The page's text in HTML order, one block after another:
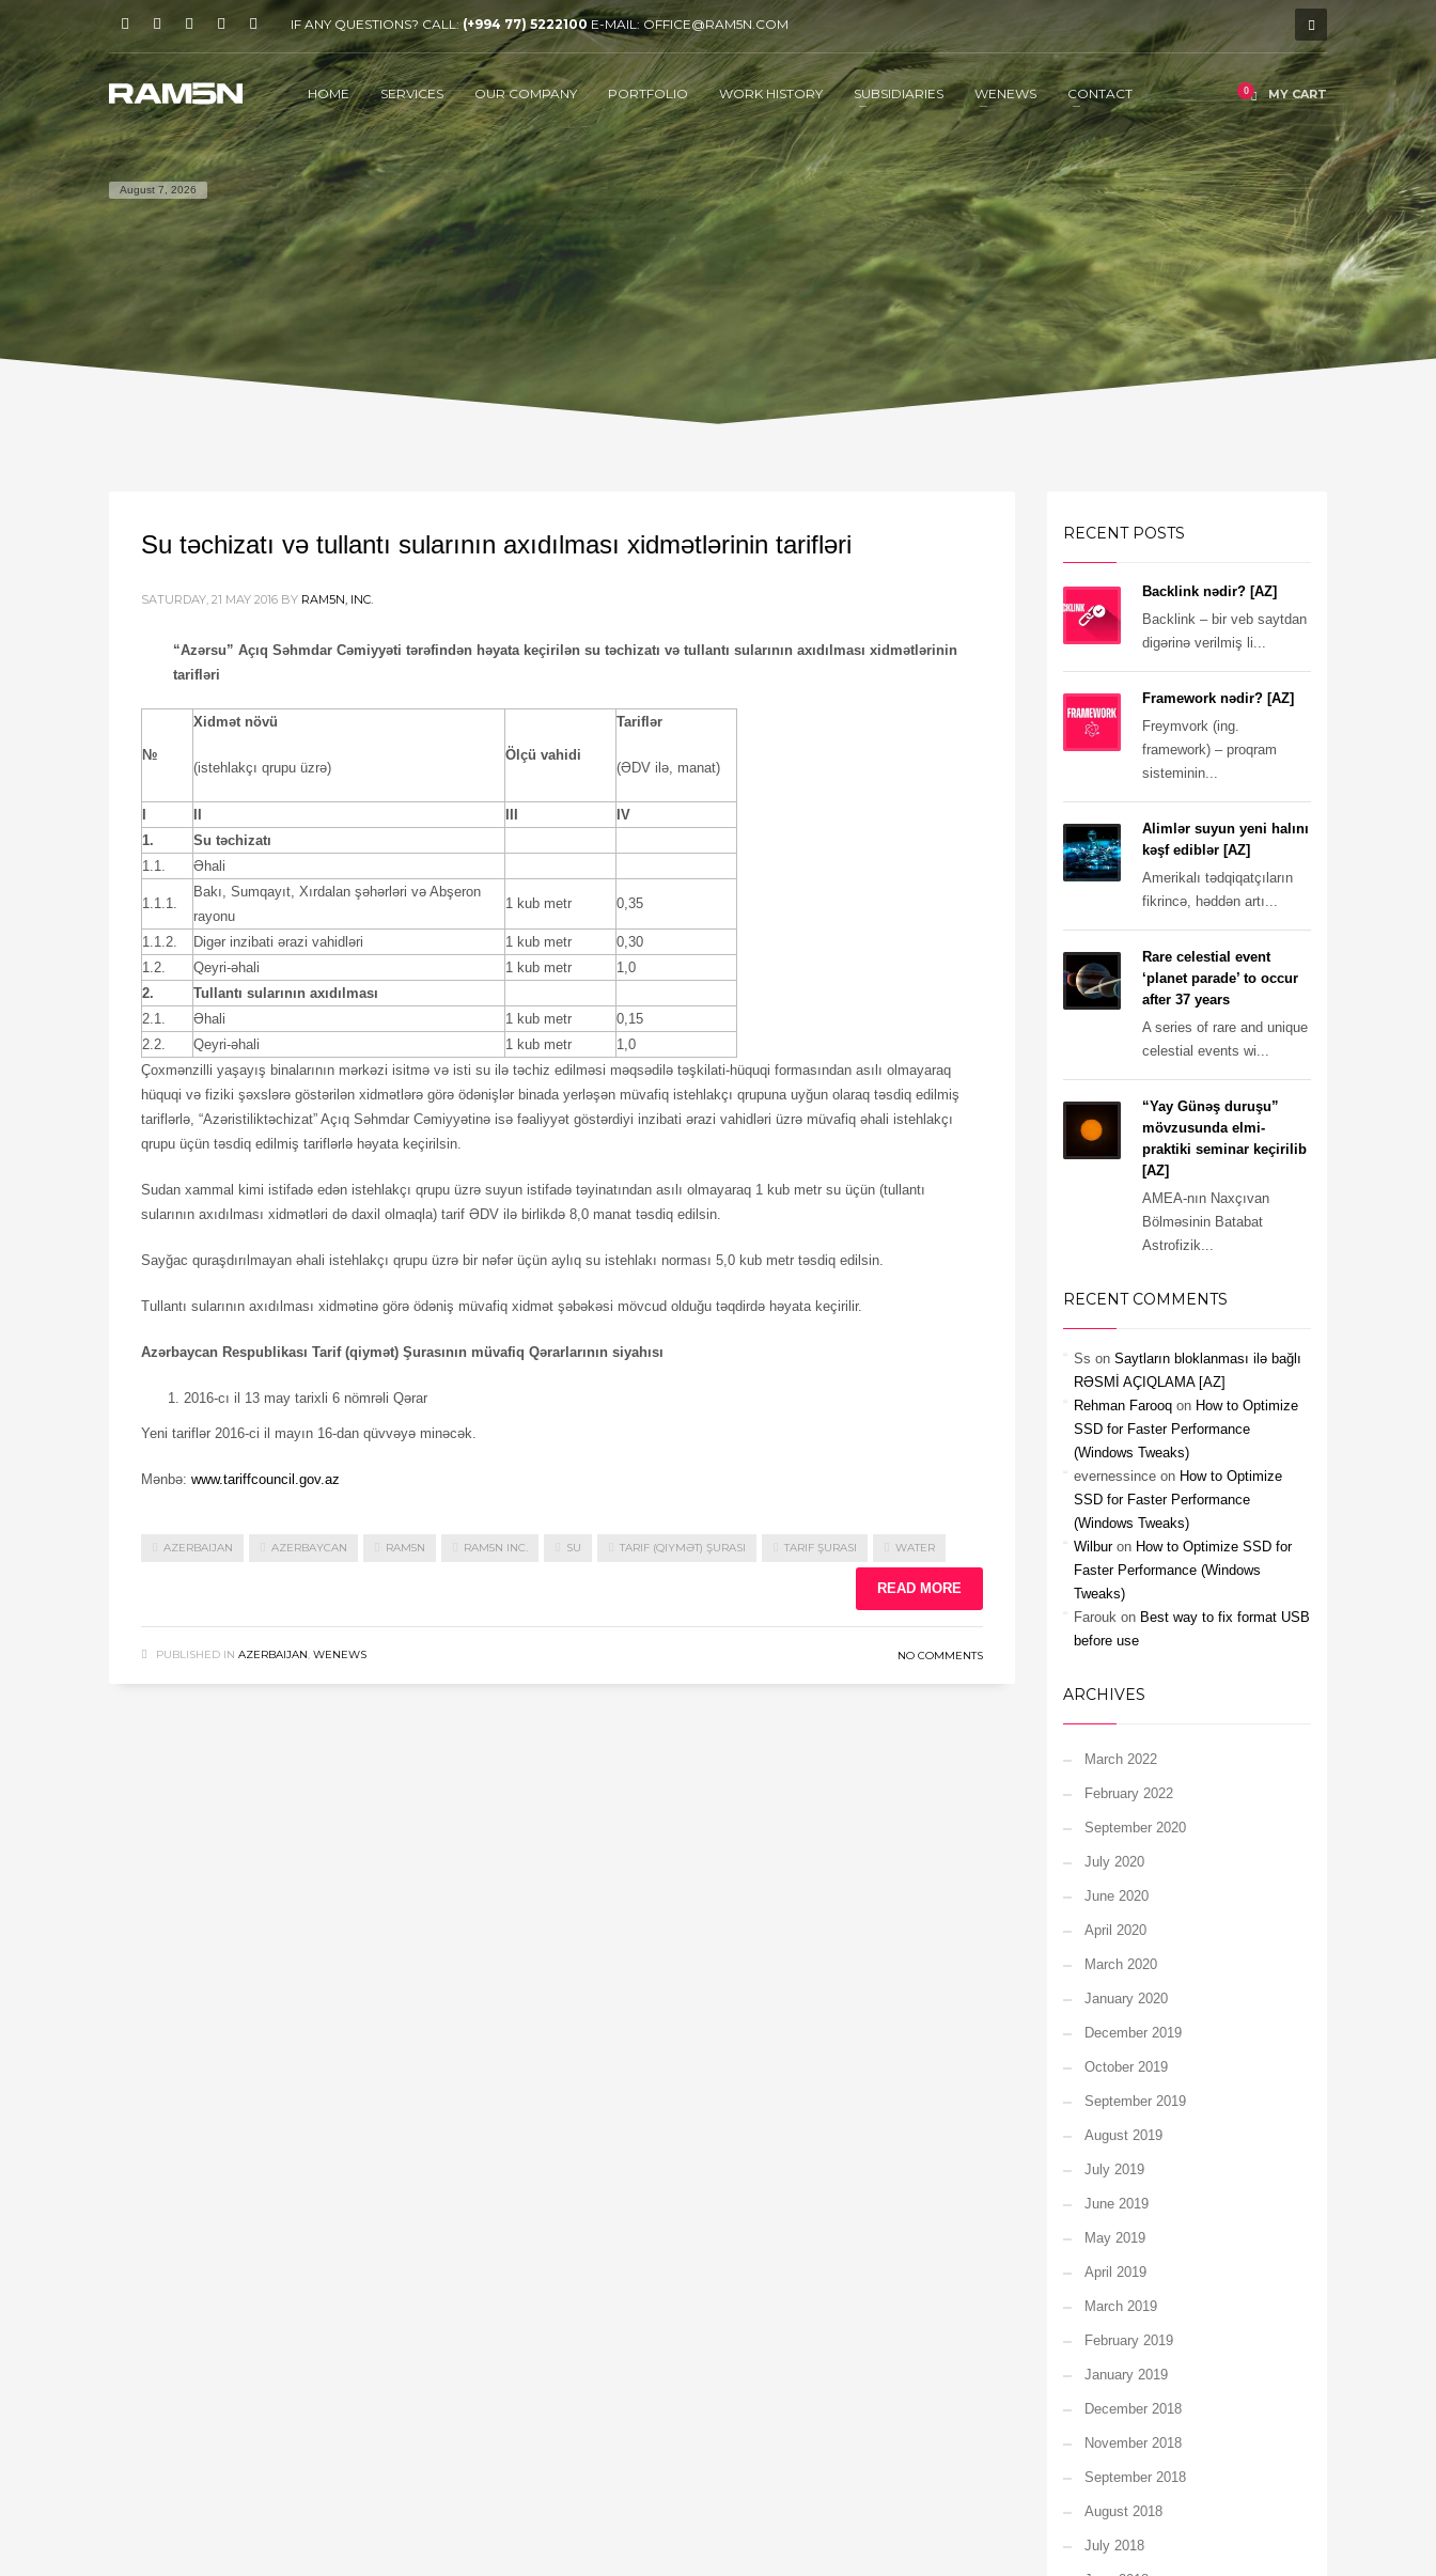
IF ANY QUESTIONS? CALL:(+994 77) 5222100 E-MAIL: OFFICE@RAM5N.COM
HOME SERVICES OUR COMPANY PORTFOLIO WORK HISTORY SUBSIDIARIES WENEWS CONTACT MY CART
August 7, 2026
Su təchizatı və tullantı sularının axıdılması xidmətlərinin tarifləri
SATURDAY, 21 MAY 2016 BY RAM5N, INC.
“Azərsu” Açıq Səhmdar Cəmiyyəti tərəfindən həyata keçirilən su təchizatı və tullantı sularının axıdılması xidmətlərinin
tarifləri
№
Xidmət növü
(istehlakçı qrupu üzrə)
Ölçü vahidi
Tariflər
(ƏDV ilə, manat)
IV
1.
Su təchizatı
1.1.
Əhali
1.1.1.
Bakı, Sumqayıt, Xırdalan şəhərləri və Abşeron
rayonu
1 kub metr 0,35
1.1.2. Digər inzibati ərazi vahidləri 1 kub metr
0,30
1.2.
Qeyri-əhali 1 kub metr
1,0
2.
Tullantı sularının axıdılması
2.1.
Əhali 1 kub metr
0,15
2.2.
Qeyri-əhali 1 kub metr
1,0
Çoxmənzilli yaşayış binalarının mərkəzi isitmə və isti su ilə təchiz edilməsi məqsədilə təşkilati-hüquqi formasından asılı olmayaraq
hüquqi və fiziki şəxslərə göstərilən xidmətlərə görə ödənişlər binada yerləşən müvafiq istehlakçı qrupuna uyğun olaraq təsdiq edilmiş
tariflərlə, “Azəristiliktəchizat” Açıq Səhmdar Cəmiyyətinə isə fəaliyyət göstərdiyi inzibati ərazi vahidləri üzrə müvafiq əhali istehlakçı
qrupu üçün təsdiq edilmiş tariflərlə həyata keçirilsin.
Sudan xammal kimi istifadə edən istehlakçı qrupu üzrə suyun istifadə təyinatından asılı olmayaraq 1 kub metr su üçün (tullantı
sularının axıdılması xidmətləri də daxil olmaqla) tarif ƏDV ilə birlikdə 8,0 manat təsdiq edilsin.
Sayğac quraşdırılmayan əhali istehlakçı qrupu üzrə bir nəfər üçün aylıq su istehlakı norması 5,0 kub metr təsdiq edilsin.
Tullantı sularının axıdılması xidmətinə görə ödəniş müvafiq xidmət şəbəkəsi mövcud olduğu təqdirdə həyata keçirilir.
Azərbaycan Respublikası Tarif (qiymət) Şurasının müvafiq Qərarlarının siyahısı
2016-cı il 13 may tarixli 6 nömrəli Qərar
Yeni tariflər 2016-ci il mayın 16-dan qüvvəyə minəcək.
Mənbə: www.tariffcouncil.gov.az
AZERBAIJAN AZERBAYCAN RAM5N RAM5N INC. SU TARIF (QIYMƏT) ŞURASI TARIF ŞURASI WATER
READ MORE
PUBLISHED IN AZERBAIJAN, WENEWS NO COMMENTS
RECENT POSTS
Backlink nədir? [AZ]
Backlink – bir veb saytdan
digərinə verilmiş li...
Framework nədir? [AZ]
Freymvork (ing.
framework) – proqram
sisteminin...
Alimlər suyun yeni halını
kəşf ediblər [AZ]
Amerikalı tədqiqatçıların
fikrincə, həddən artı...
Rare celestial event
‘planet parade’ to occur
after 37 years
A series of rare and unique
celestial events wi...
“Yay Günəş duruşu”
mövzusunda elmi-
praktiki seminar keçirilib
[AZ]
AMEA-nın Naxçıvan
Bölməsinin Batabat
Astrofizik...
RECENT COMMENTS
Ss on Saytların bloklanması ilə bağlı
RƏSMİ AÇIQLAMA [AZ]
Rehman Farooqon How to Optimize
SSD for Faster Performance
(Windows Tweaks)
evernessinceon How to Optimize
SSD for Faster Performance
(Windows Tweaks)
Wilburon How to Optimize SSD for
Faster Performance (Windows
Tweaks)
Faroukon Best way to fix format USB
before use
ARCHIVES
March 2022
February 2022
September 2020
July 2020
June 2020
April 2020
March 2020
January 2020
December 2019
October 2019
September 2019
August 2019
July 2019
June 2019
May 2019
April 2019
March 2019
February 2019
January 2019
December 2018
November 2018
September 2018
August 2018
July 2018